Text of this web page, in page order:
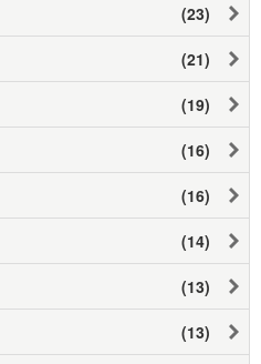
(23)
(21)
(19)
(16)
(16)
(14)
(13)
(13)